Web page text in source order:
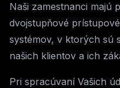
Naši zamestnanci majú
dvojstupňové
systémov, v ktorých sú
našich klientov a ich
Pri spracúvaní Vašich